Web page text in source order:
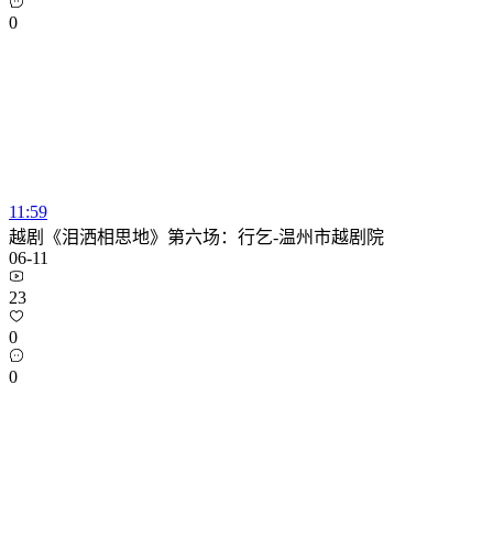
0
11:59
越剧《泪洒相思地》第六场：行乞-温州市越剧院
06-11
23
0
0